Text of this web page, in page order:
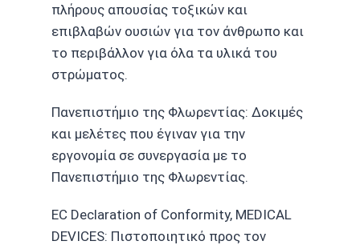
πλήρους απουσίας τοξικών και
επιβλαβών ουσιών για τον άνθρωπο και
το περιβάλλον για όλα τα υλικά του
στρώματος.
Πανεπιστήμιο της Φλωρεντίας: Δοκιμές
και μελέτες που έγιναν για την
εργονομία σε συνεργασία με το
Πανεπιστήμιο της Φλωρεντίας.
EC Declaration of Conformity, MEDICAL
DEVICES: Πιστοποιητικό προς τον